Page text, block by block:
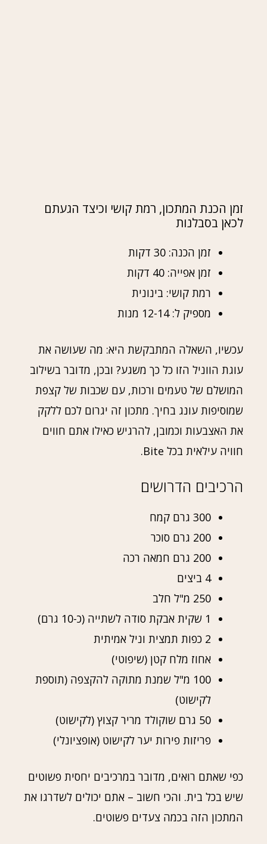
זמן הכנת המתכון, רמת קושי וכיצד הגעתם
לכאן בסבלנות
זמן הכנה: 30 דקות
זמן אפייה: 40 דקות
רמת קושי: בינונית
מספיק ל: 12-14 מנות
עכשיו, השאלה המתבקשת היא: מה שעושה את
עוגת הווניל הזו כל כך משגע? ובכן, מדובר בשילוב
המושלם של טעמים ורכות, עם שכבות של קצפת
שמוסיפות עונג בחיך. מתכון זה יגרום לכם ללקק
את האצבעות וכמובן, להרגיש כאילו אתם חווים
חוויה עילאית בכל Bite.
הרכיבים הדרושים
300 גרם קמח
200 גרם סוכר
200 גרם חמאה רכה
4 ביצים
250 מ"ל חלב
1 שקית אבקת סודה לשתייה (כ-10 גרם)
2 כפות תמצית וניל אמיתית
אחוז מלח קטן (שיפוטי)
100 מ"ל שמנת מתוקה להקצפה (תוספת
לקישוט)
50 גרם שוקולד מריר קצוץ (לקישוט)
פריזות פירות יער לקישוט (אופציונלי)
כפי שאתם רואים, מדובר במרכיבים יחסית פשוטים
שיש בכל בית. והכי חשוב – אתם יכולים לשדרגו את
המתכון הזה בכמה צעדים פשוטים.